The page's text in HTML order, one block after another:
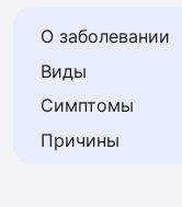
О заболевании
Виды
Симптомы
Причины